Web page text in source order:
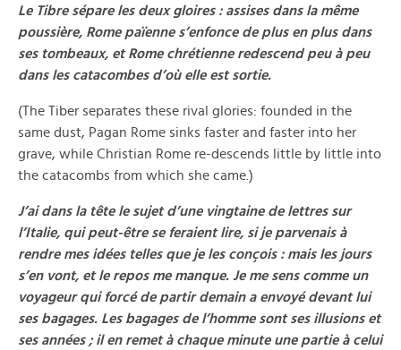
Le Tibre sépare les deux gloires : assises dans la même
poussière, Rome païenne s’enfonce de plus en plus dans
ses tombeaux, et Rome chrétienne redescend peu à peu
dans les catacombes d’où elle est sortie.
(The Tiber separates these rival glories: founded in the
same dust, Pagan Rome sinks faster and faster into her
grave, while Christian Rome re-descends little by little into
the catacombs from which she came.)
J’ai dans la tête le sujet d’une vingtaine de lettres sur
l’Italie, qui peut-être se feraient lire, si je parvenais à
rendre mes idées telles que je les conçois : mais les jours
s’en vont, et le repos me manque. Je me sens comme un
voyageur qui forcé de partir demain a envoyé devant lui
ses bagages. Les bagages de l’homme sont ses illusions et
ses années ; il en remet à chaque minute une partie à celui